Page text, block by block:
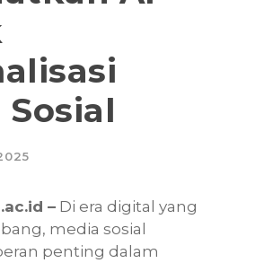
– Di era digital yang
media sosial
penting dalam